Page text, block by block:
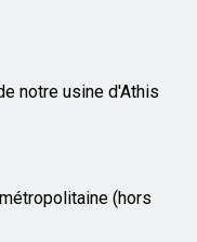
notre usine d'Athis
(hors